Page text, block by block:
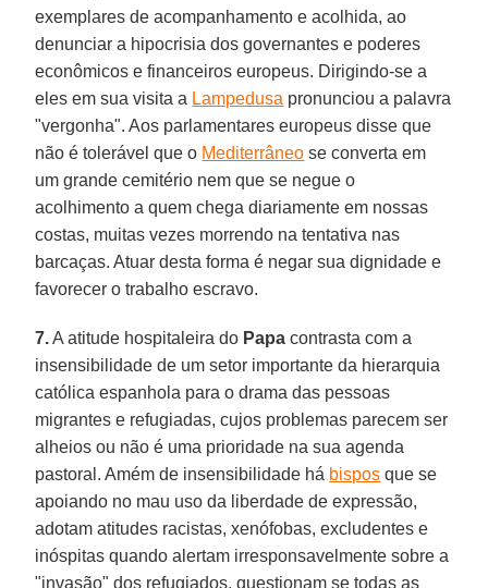
exemplares de acompanhamento e acolhida, ao
denunciar a hipocrisia dos governantes e poderes
econômicos e financeiros europeus. Dirigindo-se a
eles em sua visita a Lampedusa pronunciou a palavra
"vergonha". Aos parlamentares europeus disse que
não é tolerável que o Mediterrâneo se converta em
um grande cemitério nem que se negue o
acolhimento a quem chega diariamente em nossas
costas, muitas vezes morrendo na tentativa nas
barcaças. Atuar desta forma é negar sua dignidade e
favorecer o trabalho escravo.
7.A atitude hospitaleira do Papa contrasta com a
insensibilidade de um setor importante da hierarquia
católica espanhola para o drama das pessoas
migrantes e refugiadas, cujos problemas parecem ser
alheios ou não é uma prioridade na sua agenda
pastoral. Amém de insensibilidade há bispos que se
apoiando no mau uso da liberdade de expressão,
adotam atitudes racistas, xenófobas, excludentes e
inóspitas quando alertam irresponsavelmente sobre a
"invasão" dos refugiados, questionam se todas as